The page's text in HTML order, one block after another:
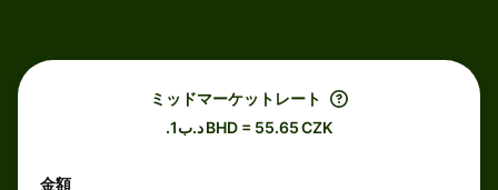
ミッドマーケットレート
.د.ب1 BHD = 55.65 CZK
金額